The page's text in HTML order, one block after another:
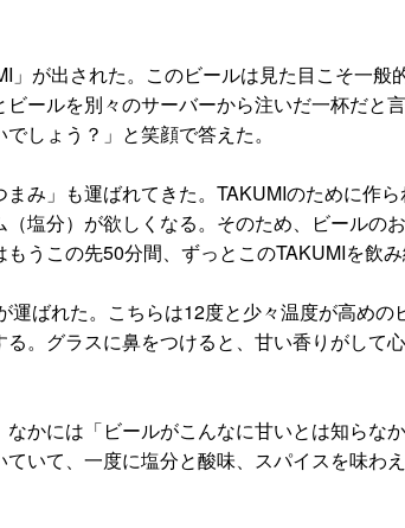
が出された。このビールは見た目こそ一
ールを別々のサーバーから注いだ一杯だと
しょう？」と笑顔で答えた。
み」も運ばれてきた。TAKUMIのために作
塩分）が欲しくなる。そのため、ビールの
この先50分間、ずっとこのTAKUMIを飲み
ばれた。こちらは12度と少々温度が高め
。グラスに鼻をつけると、甘い香りがして
かには「ビールがこんなに甘いとは知らな
いて、一度に塩分と酸味、スパイスを味わ